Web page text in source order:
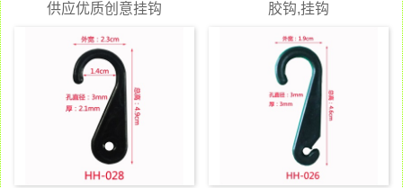
供应优质创意挂钩 胶钩,挂钩